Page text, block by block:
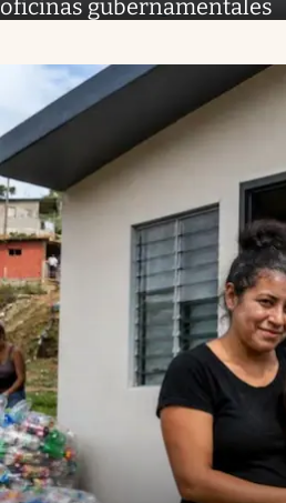
oficinas gubernamentales